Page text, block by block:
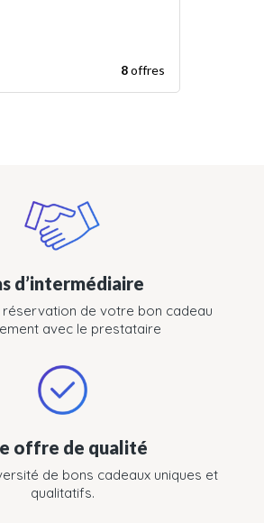
8offres
d’intermédiaire
de votre bon cadeau
avec le prestataire
offre de qualité
de bons cadeaux uniques et
qualitatifs.